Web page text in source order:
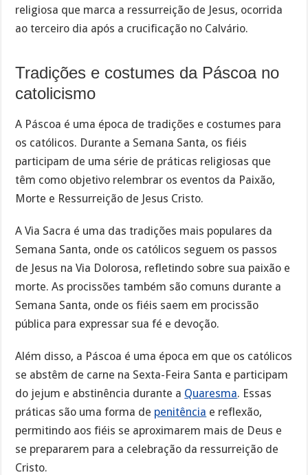
religiosa que marca a ressurreição de Jesus, ocorrida
ao terceiro dia após a crucificação no Calvário.
Tradições e costumes da Páscoa no
catolicismo
A Páscoa é uma época de tradições e costumes para
os católicos. Durante a Semana Santa, os fiéis
participam de uma série de práticas religiosas que
têm como objetivo relembrar os eventos da Paixão,
Morte e Ressurreição de Jesus Cristo.
A Via Sacra é uma das tradições mais populares da
Semana Santa, onde os católicos seguem os passos
de Jesus na Via Dolorosa, refletindo sobre sua paixão e
morte. As procissões também são comuns durante a
Semana Santa, onde os fiéis saem em procissão
pública para expressar sua fé e devoção.
Além disso, a Páscoa é uma época em que os católicos
se abstêm de carne na Sexta-Feira Santa e participam
do jejum e abstinência durante a Quaresma. Essas
práticas são uma forma de penitência e reflexão,
permitindo aos fiéis se aproximarem mais de Deus e
se prepararem para a celebração da ressurreição de
Cristo.